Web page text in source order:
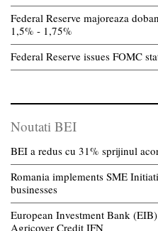
Federal Reserve majoreaza
1,5% - 1,75%
Federal Reserve issues FOMC
Noutati BEI
BEI a redus cu 31% sprijinul
Romania implements SME
businesses
European Investment Bank
Agricover Credit IFN